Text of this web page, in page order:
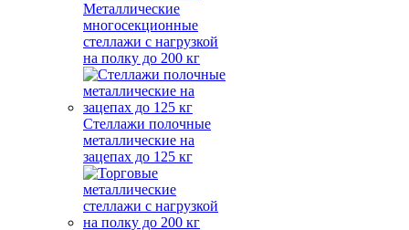
Металлические
многосекционные
стеллажи с нагрузкой
на полку до 200 кг
Стеллажи полочные
металлические на
зацепах до 125 кг